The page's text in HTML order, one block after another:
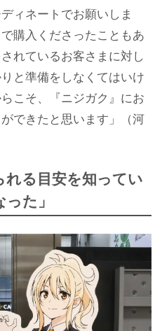
ィネートでお願いしま
購入くださったこともあ
れているお客さまに対し
と準備をしなくてはいけ
こそ、『ニジガク』にお
できたと思います」（河
れる目安を知ってい
た」